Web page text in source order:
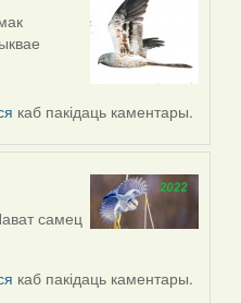
каб пакідаць каментары.
самец
каб пакідаць каментары.